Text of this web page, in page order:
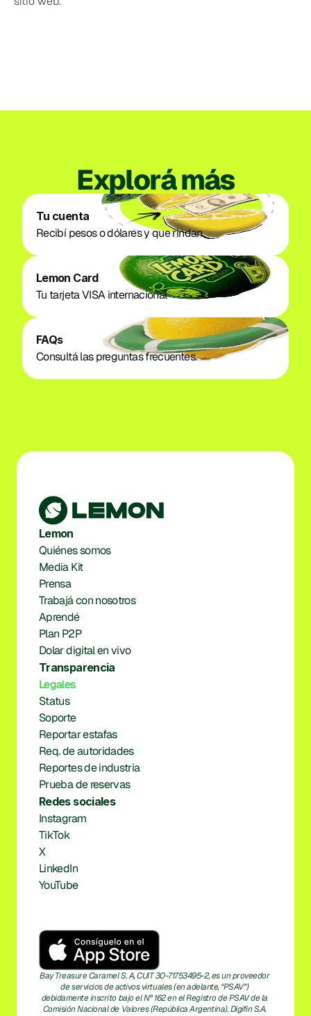
Explorá más
Tu cuenta
Recibí pesos o dólares y que rindan.
Lemon Card
Tu tarjeta VISA internacional
FAQs
Consultá las preguntas frecuentes.
Lemon
Quiénes somos
Media Kit
Prensa
Trabajá con nosotros
Aprendé
Plan P2P
Dolar digital en vivo
Transparencia
Legales
Status
Soporte
Reportar estafas
Req. de autoridades
Reportes de industria
Prueba de reservas
Redes sociales
Instagram
TikTok
X
LinkedIn
YouTube
Bay Treasure Caramel S. A, CUIT 30-71753495-2, es un proveedor
de servicios de activos virtuales (en adelante, “PSAV”)
debidamente inscrito bajo el N° 162 en el Registro de PSAV de la
Comisión Nacional de Valores (República Argentina). Digifin S.A.